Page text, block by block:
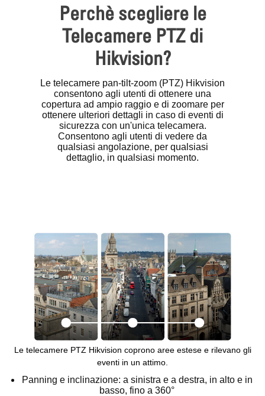
Perchè scegliere le
Telecamere PTZ di
Hikvision?
Le telecamere pan-tilt-zoom (PTZ) Hikvision
consentono agli utenti di ottenere una
copertura ad ampio raggio e di zoomare per
ottenere ulteriori dettagli in caso di eventi di
sicurezza con un'unica telecamera.
Consentono agli utenti di vedere da
qualsiasi angolazione, per qualsiasi
dettaglio, in qualsiasi momento.
Le telecamere PTZ Hikvision coprono aree estese e rilevano gli
eventi in un attimo.
Panning e inclinazione: a sinistra e a destra, in alto e in
basso, fino a 360°